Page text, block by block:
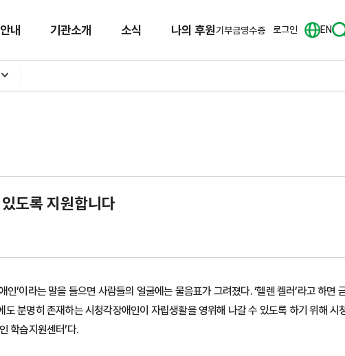
내 기관소개 소식 나의 후원기부금영수증 로그인 EN
도록 지원합니다
’이라는 말을 들으면 사람들의 얼굴에는 물음표가 그려졌다. ‘헬렌 켈러’라고 하면
분명히 존재하는 시청각장애인이 자립생활을 영위해 나갈 수 있도록 하기 위해
학습지원센터’다.